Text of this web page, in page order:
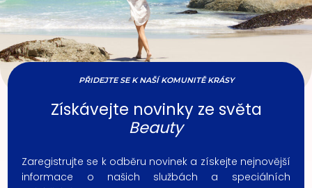
PŘIDEJTE SE K NAŠÍ KOMUNITĚ KRÁSY
Získávejte novinky ze světa
Beauty
Zaregistrujte se k odběru novinek a získejte nejnovější
informace o našich službách a speciálních